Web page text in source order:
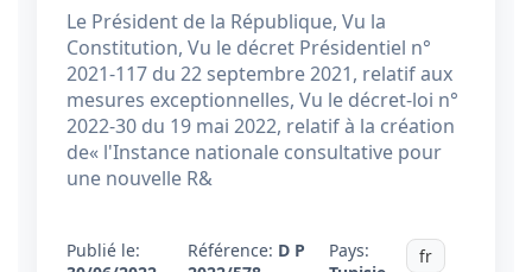
Le Président de la République, Vu la
Constitution, Vu le décret Présidentiel n°
2021-117 du 22 septembre 2021, relatif aux
mesures exceptionnelles, Vu le décret-loi n°
2022-30 du 19 mai 2022, relatif à la création
de« l'Instance nationale consultative pour
une nouvelle R&
Publié le:
Référence: D P
Pays:
fr